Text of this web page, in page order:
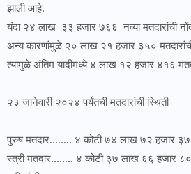
झाली आहे.
यंदा २४ लाख ३३ हजार ७६६ नव्या मतदारांची
अन्य कारणांमुळे २० लाख २१ हजार ३५०
त्यामुळे अंतिम यादीमध्ये ४ लाख १२ हजार ४१६
२३ जानेवारी २०२४ पर्यंतची मतदारांची स्थिती
पुरुष मतदार........ ४ कोटी ७४ लाख ७२ हजार
स्त्री मतदार........ ४ कोटी ३७ लाख ६६ हजार